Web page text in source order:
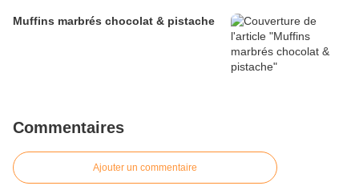
Muffins marbrés chocolat & pistache
Commentaires
Ajouter un commentaire